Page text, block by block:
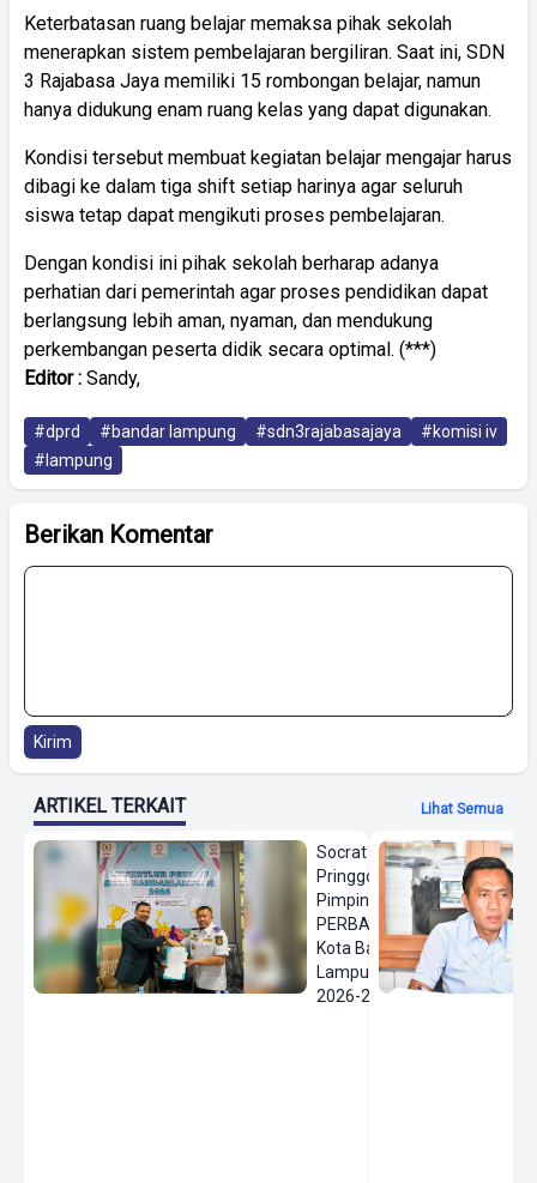
Keterbatasan ruang belajar memaksa pihak sekolah
menerapkan sistem pembelajaran bergiliran. Saat ini, SDN
3 Rajabasa Jaya memiliki 15 rombongan belajar, namun
hanya didukung enam ruang kelas yang dapat digunakan.
Kondisi tersebut membuat kegiatan belajar mengajar harus
dibagi ke dalam tiga shift setiap harinya agar seluruh
siswa tetap dapat mengikuti proses pembelajaran.
Dengan kondisi ini pihak sekolah berharap adanya
perhatian dari pemerintah agar proses pendidikan dapat
berlangsung lebih aman, nyaman, dan mendukung
perkembangan peserta didik secara optimal. (***)
Editor : Sandy,
#dprd #bandar lampung #sdn3rajabasajaya
#komisi iv
#lampung
Berikan Komentar
Kirim
ARTIKEL TERKAIT Lihat Semua
Socrat
Pringgodanu
Pimpin
PERBASI
Kota Bandar
Lampung
2026-2030